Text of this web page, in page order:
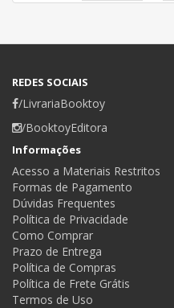
REDES SOCIAIS
/LivrariaBooktoy
/BooktoyEditora
Informações
Acesso a Materiais Restritos
Formas de Pagamento
Dúvidas Frequentes
Política de Privacidade
Como Comprar
Prazo de Entrega
Política de Compras
Política de Frete Grátis
Termos de Uso